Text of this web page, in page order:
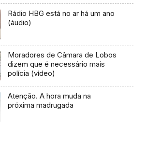
Rádio HBG está no ar há um ano
(áudio)
Moradores de Câmara de Lobos
dizem que é necessário mais
polícia (vídeo)
Atenção. A hora muda na
próxima madrugada